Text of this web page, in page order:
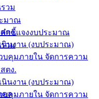
วม
ตง.
นินงาน (งบประมาณ)
บคุมภายใน จัดการความ
คล
ะมาณ
ำชี้แจงงบประมาณ
วม
ตง.
นินงาน (งบประมาณ)
บคุมภายใน จัดการความ